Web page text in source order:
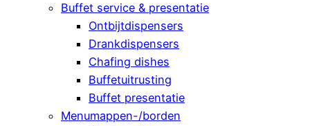
Buffet service & presentatie
Ontbijtdispensers
Drankdispensers
Chafing dishes
Buffetuitrusting
Buffet presentatie
Menumappen-/borden